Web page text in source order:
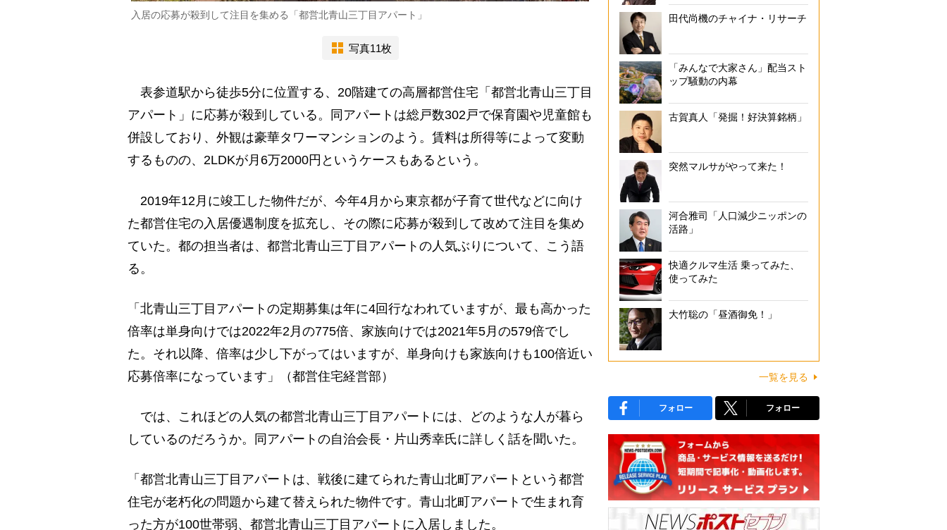
入居の応募が殺到して注目を集める「都営北青山三丁目アパート」
写真11枚
表参道駅から徒歩5分に位置する、20階建ての高層都営住宅「都営北青山三丁目
アパート」に応募が殺到している。同アパートは総戸数302戸で保育園や児童館も
併設しており、外観は豪華タワーマンションのよう。賃料は所得等によって変動
するものの、2LDKが月6万2000円というケースもあるという。
2019年12月に竣工した物件だが、今年4月から東京都が子育て世代などに向け
た都営住宅の入居優遇制度を拡充し、その際に応募が殺到して改めて注目を集め
ていた。都の担当者は、都営北青山三丁目アパートの人気ぶりについて、こう語
る。
「北青山三丁目アパートの定期募集は年に4回行なわれていますが、最も高かった
倍率は単身向けでは2022年2月の775倍、家族向けでは2021年5月の579倍でし
た。それ以降、倍率は少し下がってはいますが、単身向けも家族向けも100倍近い
応募倍率になっています」（都営住宅経営部）
では、これほどの人気の都営北青山三丁目アパートには、どのような人が暮ら
しているのだろうか。同アパートの自治会長・片山秀幸氏に詳しく話を聞いた。
「都営北青山三丁目アパートは、戦後に建てられた青山北町アパートという都営
住宅が老朽化の問題から建て替えられた物件です。青山北町アパートで生まれ育
った方が100世帯弱、都営北青山三丁目アパートに入居しました。
田代尚機のチャイナ・リサーチ
「みんなで大家さん」配当スト
ップ騒動の内幕
古賀真人「発掘！好決算銘柄」
突然マルサがやって来た！
河合雅司「人口減少ニッポンの
活路」
快適クルマ生活 乗ってみた、
使ってみた
大竹聡の「昼酒御免！」
一覧を見る
フォロー フォロー